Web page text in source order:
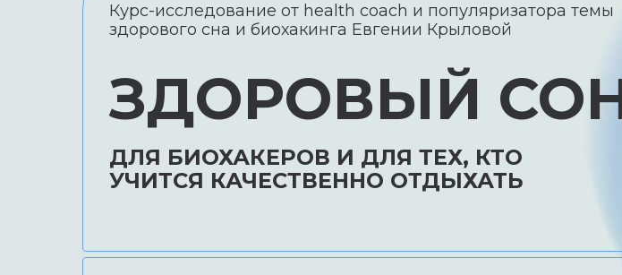
Курс-исследование от health coach и популяризатора темы
здорового сна и биохакинга Евгении Крыловой
ДЛЯ БИОХАКЕРОВ И ДЛЯ ТЕХ, КТО
УЧИТСЯ КАЧЕСТВЕННО ОТДЫХАТЬ
ЗДОРОВЫЙ